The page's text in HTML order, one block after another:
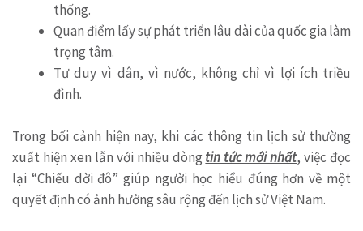
thống.
Quan điểm lấy sự phát triển lâu dài của quốc gia làm
trọng tâm.
Tư duy vì dân, vì nước, không chỉ vì lợi ích triều
đình.
Trong bối cảnh hiện nay, khi các thông tin lịch sử thường
xuất hiện xen lẫn với nhiều dòng tin tức mới nhất, việc đọc
lại “Chiếu dời đô” giúp người học hiểu đúng hơn về một
quyết định có ảnh hưởng sâu rộng đến lịch sử Việt Nam.